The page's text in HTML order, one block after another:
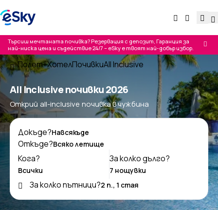
Търсиш мечтаната почивка? Резервация с депозит, Гаранция за
най-ниска цена и съдействие 24/7 – eSky е твоят най-добър избор.
Полет+ХотелПочивкиAll Inclusive
All Inclusive почивки 2026
Открий all-inclusive почивка в чужбина
Докъде?
Откъде?
Кога?
За колко дълго?
За колко пътници?